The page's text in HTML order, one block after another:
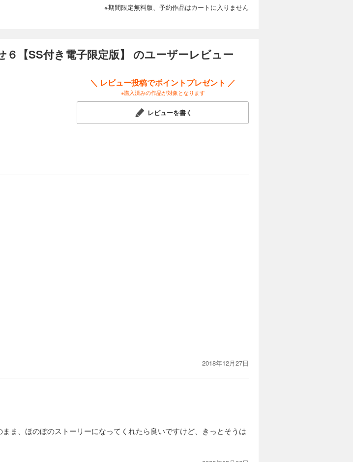
※期間限定無料版、予約作品はカートに入りません
【SS付き電子限定版】 のユーザーレビュー
＼ レビュー投稿でポイントプレゼント ／
※購入済みの作品が対象となります
レビューを書く
2018年12月27日
ま、ほのぼのストーリーになってくれたら良いですけど、きっとそうは